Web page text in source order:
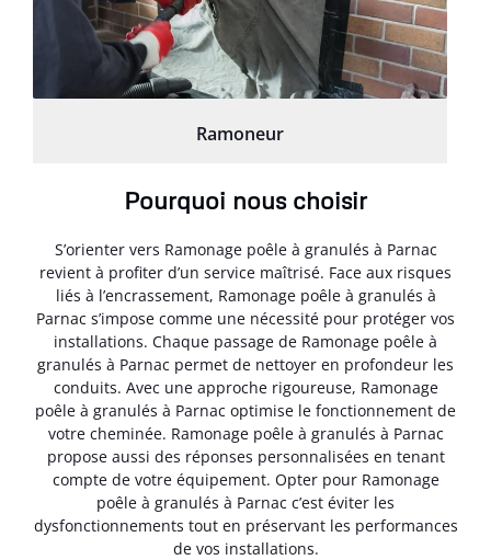
Ramoneur
Pourquoi nous choisir
S’orienter vers Ramonage poêle à granulés à Parnac
revient à profiter d’un service maîtrisé. Face aux risques
liés à l’encrassement, Ramonage poêle à granulés à
Parnac s’impose comme une nécessité pour protéger vos
installations. Chaque passage de Ramonage poêle à
granulés à Parnac permet de nettoyer en profondeur les
conduits. Avec une approche rigoureuse, Ramonage
poêle à granulés à Parnac optimise le fonctionnement de
votre cheminée. Ramonage poêle à granulés à Parnac
propose aussi des réponses personnalisées en tenant
compte de votre équipement. Opter pour Ramonage
poêle à granulés à Parnac c’est éviter les
dysfonctionnements tout en préservant les performances
de vos installations.